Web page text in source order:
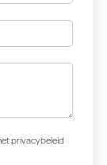
privacybeleid